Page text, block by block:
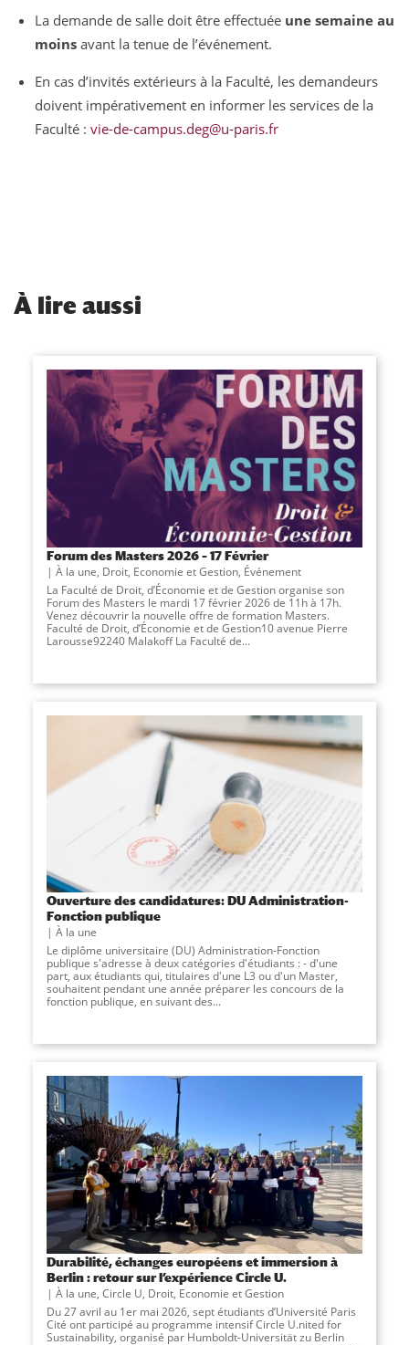
La demande de salle doit être effectuée une semaine au
moins avant la tenue de l’événement.
En cas d’invités extérieurs à la Faculté, les demandeurs
doivent impérativement en informer les services de la
Faculté :vie-de-campus.deg@u-paris.fr
À lire aussi
Forum des Masters 2026 – 17 Février
À la une, Droit, Economie et Gestion, Événement
La Faculté de Droit, d’Économie et de Gestion organise son
Forum des Masters le mardi 17 février 2026 de 11h à 17h.
Venez découvrir la nouvelle offre de formation Masters.
Faculté de Droit, d’Économie et de Gestion10 avenue Pierre
Larousse92240 Malakoff La Faculté de...
Ouverture des candidatures: DU Administration-
Fonction publique
À la une
Le diplôme universitaire (DU) Administration-Fonction
publique s'adresse à deux catégories d'étudiants : - d'une
part, aux étudiants qui, titulaires d'une L3 ou d'un Master,
souhaitent pendant une année préparer les concours de la
fonction publique, en suivant des...
Durabilité, échanges européens et immersion à
Berlin : retour sur l’expérience Circle U.
À la une, Circle U, Droit, Economie et Gestion
Du 27 avril au 1er mai 2026, sept étudiants d’Université Paris
Cité ont participé au programme intensif Circle U.nited for
Sustainability, organisé par Humboldt-Universität zu Berlin